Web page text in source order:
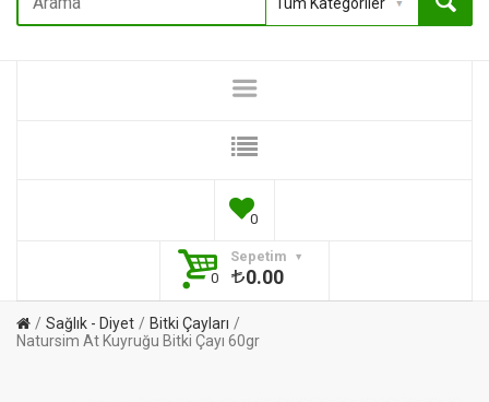
0
Sepetim
0
0.00
Sağlık - Diyet
Bitki Çayları
Natursim At Kuyruğu Bitki Çayı 60gr